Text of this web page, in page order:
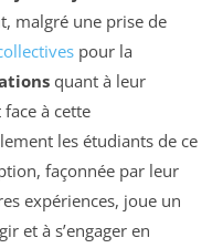
malgré une prise de
pour la
quant à leur
à cette
les étudiants de ce
façonnée par leur
expériences, joue un
et à s’engager en